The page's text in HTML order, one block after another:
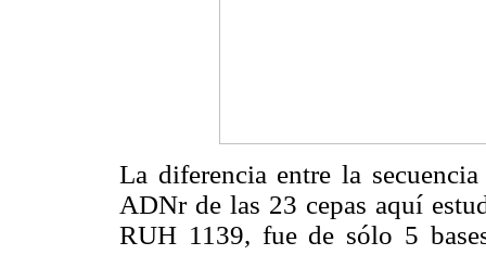
La diferencia entre la
ADNr de las 23 cepas aquí
RUH 1139, fue de sólo 5